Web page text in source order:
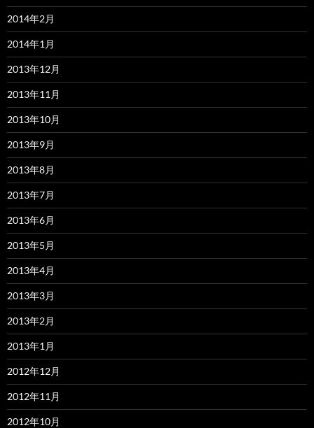
2014年2月
2014年1月
2013年12月
2013年11月
2013年10月
2013年9月
2013年8月
2013年7月
2013年6月
2013年5月
2013年4月
2013年3月
2013年2月
2013年1月
2012年12月
2012年11月
2012年10月